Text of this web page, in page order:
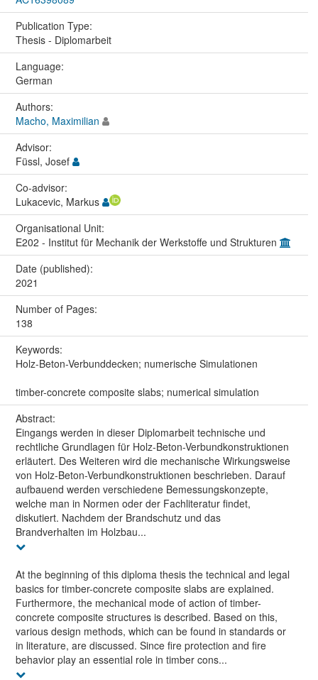
Publication Type:
Thesis - Diplomarbeit
Language:
German
Authors:
Macho, Maximilian
Advisor:
Füssl, Josef
Co-advisor:
Lukacevic, Markus
Organisational Unit:
E202 - Institut für Mechanik der Werkstoffe und Strukturen
Date (published):
2021
Number of Pages:
138
Keywords:
Holz-Beton-Verbunddecken; numerische Simulationen
timber-concrete composite slabs; numerical simulation
Abstract:
Eingangs werden in dieser Diplomarbeit technische und
rechtliche Grundlagen für Holz-Beton-Verbundkonstruktionen
erläutert. Des Weiteren wird die mechanische Wirkungsweise
von Holz-Beton-Verbundkonstruktionen beschrieben. Darauf
aufbauend werden verschiedene Bemessungskonzepte,
welche man in Normen oder der Fachliteratur findet,
diskutiert. Nachdem der Brandschutz und das
Brandverhalten im Holzbau...
At the beginning of this diploma thesis the technical and legal
basics for timber-concrete composite slabs are explained.
Furthermore, the mechanical mode of action of timber-
concrete composite structures is described. Based on this,
various design methods, which can be found in standards or
in literature, are discussed. Since fire protection and fire
behavior play an essential role in timber cons...